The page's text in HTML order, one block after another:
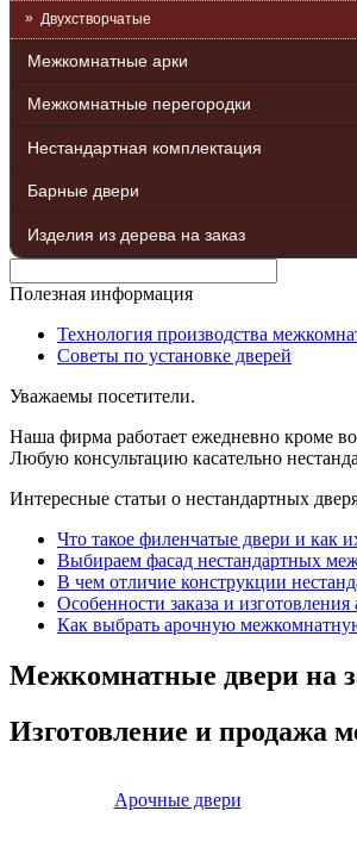
Двухстворчатые
Межкомнатные арки
Межкомнатные перегородки
Нестандартная комплектация
Барные двери
Изделия из дерева на заказ
Полезная информация
Технология производства
Советы по установке дверей
Уважаемы посетители.
Наша фирма работает ежедневно кроме
Любую консультацию касательно
Интересные статьи о нестандартных
Что такое филенчатые двери и как
Выбираем фасад нестандартных
В чем отличие конструкции
Особенности заказа и
Как выбрать арочную
Межкомнатные двери на
Изготовление и продажа
Арочные двери